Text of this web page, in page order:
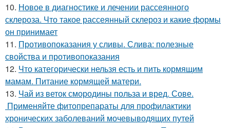
10. Новое в диагностике и лечении рассеянного
склероза. Что такое рассеянный склероз и какие формы
он принимает
11. Противопоказания у сливы. Слива: полезные
свойства и противопоказания
12. Что категорически нельзя есть и пить кормящим
мамам. Питание кормящей матери.
13. Чай из веток смородины польза и вред. Сове.
Применяйте фитопрепараты для профилактики
хронических заболеваний мочевыводящих путей